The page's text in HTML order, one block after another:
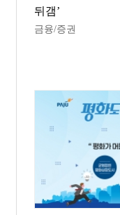
뒤갬’
금융/증권